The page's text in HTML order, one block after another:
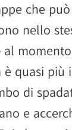
che
nello
al
quasi più
di
e